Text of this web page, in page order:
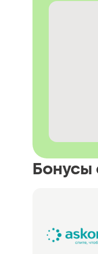
Бонусы